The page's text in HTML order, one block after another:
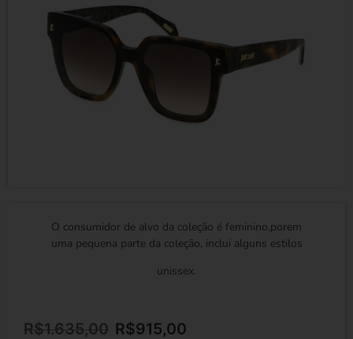
O consumidor de alvo da coleção é feminino,porem
uma pequena parte da coleção, inclui alguns estilos
unissex.
R$1.635,00 R$915,00